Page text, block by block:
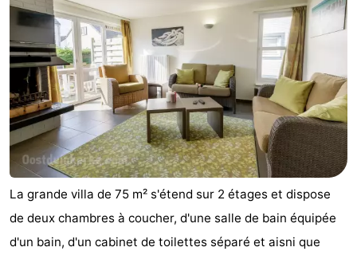
La grande villa de 75 m² s'étend sur 2 étages et dispose
de deux chambres à coucher, d'une salle de bain équipée
d'un bain, d'un cabinet de toilettes séparé et aisni que